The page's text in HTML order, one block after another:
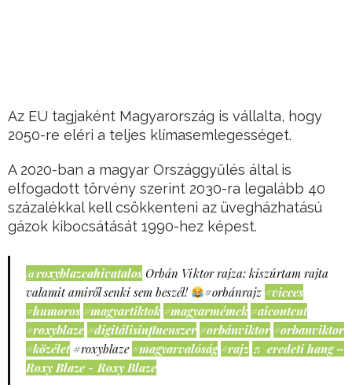
Az EU tagjaként Magyarország is vállalta, hogy
2050-re eléri a teljes klímasemlegességet.
A 2020-ban a magyar Országgyűlés által is
elfogadott törvény szerint 2030-ra legalább 40
százalékkal kell csökkenteni az üvegházhatású
gázok kibocsátását 1990-hez képest.
@roxyblazeahivatalos Orbán Viktor rajza: kiszúrtam rajta
valamit amiről senki sem beszél!
#orbánrajz #vicces
#humoros #magyartiktok #magyarmémek #aicontent
#roxyblaze #digitálisinfluenszer #orbánviktor #orbanviktor
#közélet #roxyblaze #magyarvalóság #rajz ♬ eredeti hang –
Roxy Blaze - Roxy Blaze